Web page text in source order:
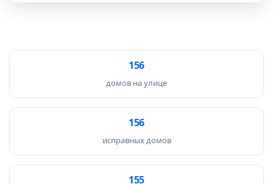
156
домов на улице
156
исправных домов
155